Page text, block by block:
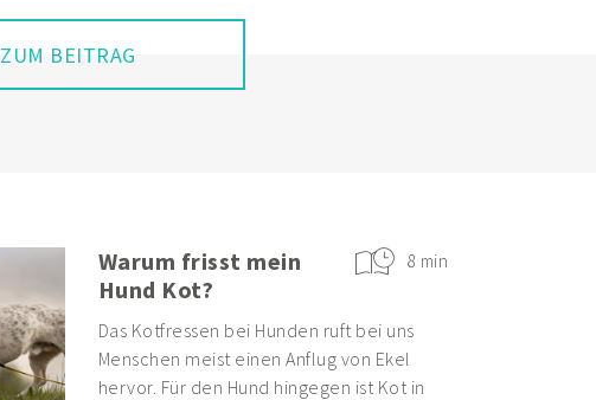
ZUM BEITRAG
Warum frisst mein
Hund Kot?
8 min
Das Kotfressen bei Hunden ruft bei uns
Menschen meist einen Anflug von Ekel
hervor. Für den Hund hingegen ist Kot in